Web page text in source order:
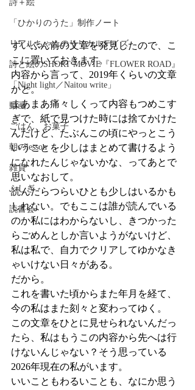
詩＋絵
「ひかりのうた」制作ノート
リアルちゃんのリリカルデイズ
詩と絵のSHORT MOVIE『FLOWER ROAD』
「Night light／Naitou write」
動画
ごはん、お菓子
朝のlesson
雑貨
ふしぎ
読書会
ずいぶん前の文章を発見したので、こ
こに置いておきます。
内容から言って、2019年くらいの文章
かと。
まあまあ痛々しくって内容もつめこす
ぎで、紙で見つけた時には捨てかけた
んだけど、たぶんこの頃にやっとこう
いうことを少しはまとめて書けるよう
になれたんじゃないかな、ってあとで
思いなおして。
読んだらつらいひとも少しはいるかも
しれない。でもここは誰が読んでいる
のか私にはわからないし、きつかった
らごめんとしか言いようがないけど、
私は私で、自力でクリアしてゆかなき
ゃいけない日々がある。
だから。
これを書いた頃からまた年月を経て、
今の私はまた刻々と変わってゆく。
この文章をひとに見せられないんだっ
たら、私はもうこの内容から先へは行
けないんじゃない？そう思っている
2026年現在の私がいます。
いいこともわるいことも、なにか思う